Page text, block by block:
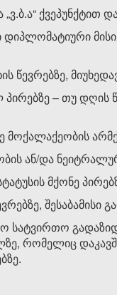
და „ვ.ბ.ა“
დიპლომატიური
წევრებზე,
პირებზე – თუ
მოქალაქეობის
ან/და
მქონე
შესაბამისი
სატვირთო
რომელიც